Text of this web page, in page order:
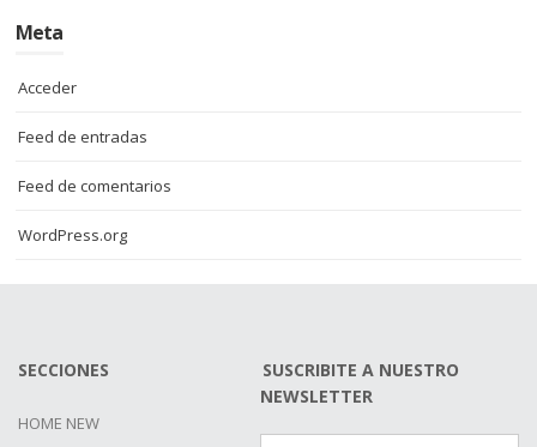
Meta
Acceder
Feed de entradas
Feed de comentarios
WordPress.org
SECCIONES
HOME NEW
SUSCRIBITE A NUESTRO
NEWSLETTER